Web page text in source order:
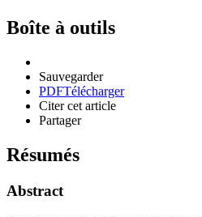
Boîte à outils
Sauvegarder
PDFTélécharger
Citer cet article
Partager
Résumés
Abstract